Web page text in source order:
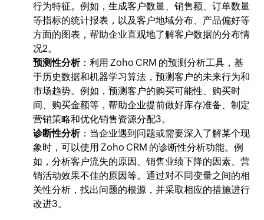
行为特征。例如，生成客户数量、销售额、订单数量
等指标的统计报表，以及客户地域分布、产品偏好等
方面的图表，帮助企业直观地了解客户数据的分布情
况2。
预测性分析：利用 Zoho CRM 的预测分析工具，基
于历史数据和机器学习算法，预测客户的未来行为和
市场趋势。例如，预测客户的购买可能性、购买时
间、购买金额等，帮助企业提前做好库存准备、制定
营销策略和优化销售资源分配3。
诊断性分析：当企业遇到问题或需要深入了解某个现
象时，可以使用 Zoho CRM 的诊断性分析功能。例
如，分析客户流失的原因、销售业绩下降的因素、营
销活动效果不佳的原因等。通过对不同变量之间的相
关性分析，找出问题的根源，并采取相应的措施进行
改进3。